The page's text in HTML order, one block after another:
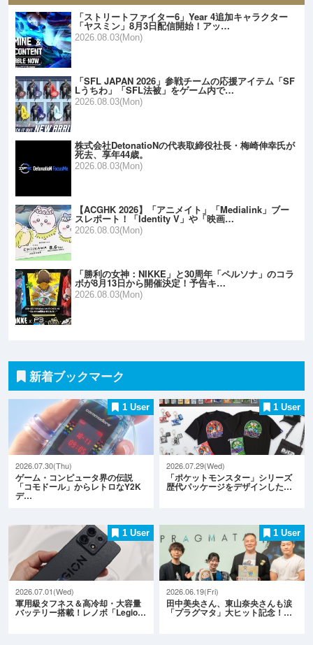
「ストリートファイター6」Year 4追加キャラクター
「ヤスミン」8月3日配信開始！アッ…
2026.08.03(Mon)
「SFL JAPAN 2026」参戦チームの応援アイテム「SF
Lうちわ」「SFL法被」をゲーム内で…
2026.08.03(Mon)
株式会社DetonatioNの代表取締役社長・梅崎伸幸氏が
死去、享年44歳。
2026.08.03(Mon)
【ACGHK 2026】「アニメイト」「Medialink」ブー
スレポート！「Identity V」や「映画…
2026.08.03(Mon)
「勝利の女神：NIKKE」と30周年「ペルソナ」のコラ
ボが8月13日から開催決定！予告キ…
2026.08.03(Mon)
新着ブックマーク
1 User
2026.07.30(Thu)
ゲーム・コンピュータ界の伝説
「コモドール」からレトロなY2K
デ…
1 User
2026.07.29(Wed)
「ポケットモンスター」シリーズ
歴代パッケージをデザインした…
1 User
2026.07.01(Wed)
軍用級タフネス＆高冷却・大容量
バッテリー搭載！レノボ「Legio…
1 User
2026.06.19(Fri)
田中美央さん、東山奈央さんも涙
「プラグマタ」大ヒット記念！…